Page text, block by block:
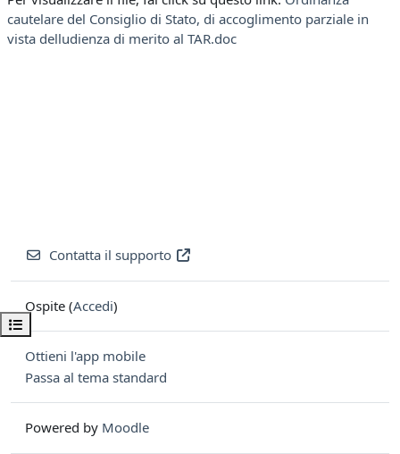
Apri indice del corso
cautelare del Consiglio di Stato, di accoglimento parziale in
vista delludienza di merito al TAR.doc
Contatta il supporto
Ospite (Accedi)
Ottieni l'app mobile
Passa al tema standard
Powered by Moodle